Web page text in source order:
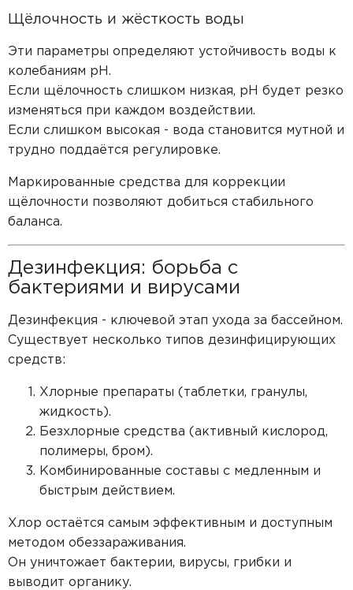
Щёлочность и жёсткость воды
Эти параметры определяют устойчивость воды к
колебаниям pH.
Если щёлочность слишком низкая, pH будет резко
изменяться при каждом воздействии.
Если слишком высокая - вода становится мутной и
трудно поддаётся регулировке.
Маркированные средства для коррекции
щёлочности позволяют добиться стабильного
баланса.
Дезинфекция: борьба с
бактериями и вирусами
Дезинфекция - ключевой этап ухода за бассейном.
Существует несколько типов дезинфицирующих
средств:
Хлорные препараты (таблетки, гранулы,
жидкость).
Безхлорные средства (активный кислород,
полимеры, бром).
Комбинированные составы с медленным и
быстрым действием.
Хлор остаётся самым эффективным и доступным
методом обеззараживания.
Он уничтожает бактерии, вирусы, грибки и
выводит органику.